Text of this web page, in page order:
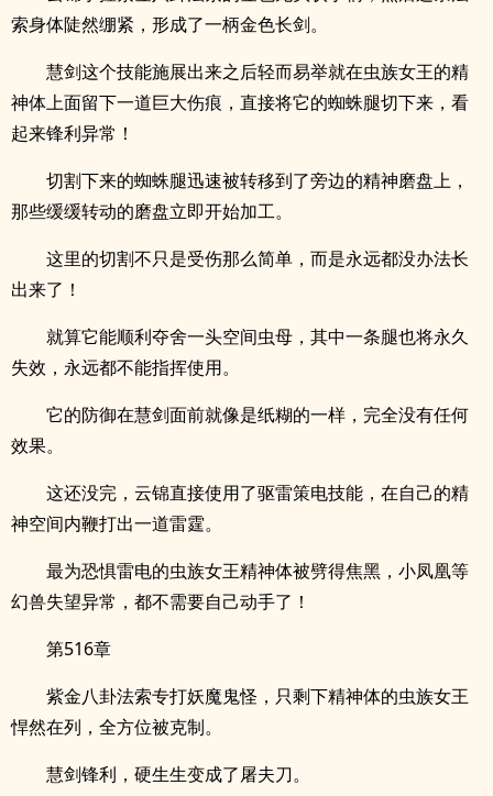
索身体陡然绷紧，形成了一柄金色长剑。
慧剑这个技能施展出来之后轻而易举就在虫族女王的精
神体上面留下一道巨大伤痕，直接将它的蜘蛛腿切下来，看
起来锋利异常！
切割下来的蜘蛛腿迅速被转移到了旁边的精神磨盘上，
那些缓缓转动的磨盘立即开始加工。
这里的切割不只是受伤那么简单，而是永远都没办法长
出来了！
就算它能顺利夺舍一头空间虫母，其中一条腿也将永久
失效，永远都不能指挥使用。
它的防御在慧剑面前就像是纸糊的一样，完全没有任何
效果。
这还没完，云锦直接使用了驱雷策电技能，在自己的精
神空间内鞭打出一道雷霆。
最为恐惧雷电的虫族女王精神体被劈得焦黑，小凤凰等
幻兽失望异常，都不需要自己动手了！
第516章
紫金八卦法索专打妖魔鬼怪，只剩下精神体的虫族女王
悍然在列，全方位被克制。
慧剑锋利，硬生生变成了屠夫刀。